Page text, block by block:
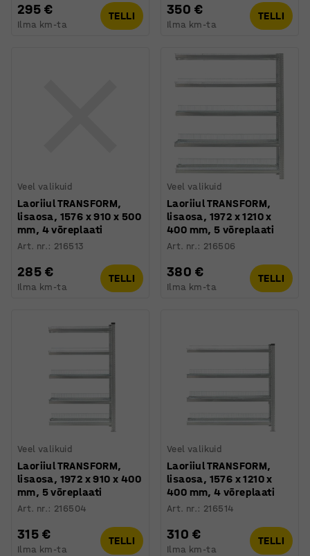
295 €
Ilma km-ta
TELLI 350 €
Ilma km-ta
TELLI
Veel valikuid
Laoriiul TRANSFORM,
lisaosa, 1576 x 910 x 500
mm, 4 võreplaati
Art. nr.: 216513
285 €
Ilma km-ta
TELLI
Veel valikuid
Laoriiul TRANSFORM,
lisaosa, 1972 x 1210 x
400 mm, 5 võreplaati
Art. nr.: 216506
380 €
Ilma km-ta
TELLI
Veel valikuid
Laoriiul TRANSFORM,
lisaosa, 1972 x 910 x 400
mm, 5 võreplaati
Art. nr.: 216504
315 €
Ilma km-ta
TELLI
Veel valikuid
Laoriiul TRANSFORM,
lisaosa, 1576 x 1210 x
400 mm, 4 võreplaati
Art. nr.: 216514
310 €
Ilma km-ta
TELLI